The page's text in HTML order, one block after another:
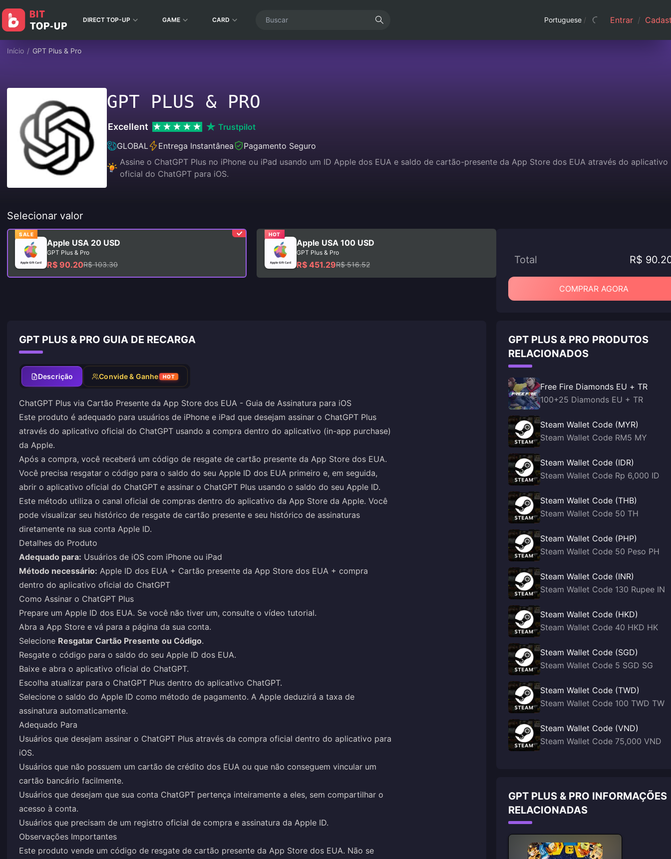
DIRECT TOP-UP GAME CARD Portuguese / Entrar /
Início / GPT Plus & Pro
GPT PLUS & PRO
Excellent
Trustpilot
GLOBAL
Entrega Instantânea
Pagamento Seguro
Assine o ChatGPT Plus no iPhone ou iPad usando um ID Apple dos EUA e saldo de cartão-presente da App Store dos EUA através do aplicativo
oficial do ChatGPT para iOS.
Selecionar valor
SALE
Apple USA 20 USD
GPT Plus & Pro
R$ 90.20R$ 103.30
HOT
Apple USA 100 USD
GPT Plus & Pro
R$ 451.29R$ 516.52 Total R$
COMPRAR AGORA
GPT PLUS & PRO GUIA DE RECARGA
Descrição Convide & Ganhe HOT
ChatGPT Plus via Cartão Presente da App Store dos EUA - Guia de Assinatura para iOS
Este produto é adequado para usuários de iPhone e iPad que desejam assinar o ChatGPT Plus
através do aplicativo oficial do ChatGPT usando a compra dentro do aplicativo (in-app purchase)
da Apple.
Após a compra, você receberá um código de resgate de cartão presente da App Store dos EUA.
Você precisa resgatar o código para o saldo do seu Apple ID dos EUA primeiro e, em seguida,
abrir o aplicativo oficial do ChatGPT e assinar o ChatGPT Plus usando o saldo do seu Apple ID.
Este método utiliza o canal oficial de compras dentro do aplicativo da App Store da Apple. Você
pode visualizar seu histórico de resgate de cartão presente e seu histórico de assinaturas
diretamente na sua conta Apple ID.
Detalhes do Produto
Adequado para: Usuários de iOS com iPhone ou iPad
Método necessário: Apple ID dos EUA + Cartão presente da App Store dos EUA + compra
dentro do aplicativo oficial do ChatGPT
Como Assinar o ChatGPT Plus
Prepare um Apple ID dos EUA. Se você não tiver um, consulte o vídeo tutorial.
Abra a App Store e vá para a página da sua conta.
Selecione Resgatar Cartão Presente ou Código.
Resgate o código para o saldo do seu Apple ID dos EUA.
Baixe e abra o aplicativo oficial do ChatGPT.
Escolha atualizar para o ChatGPT Plus dentro do aplicativo ChatGPT.
Selecione o saldo do Apple ID como método de pagamento. A Apple deduzirá a taxa de
assinatura automaticamente.
Adequado Para
Usuários que desejam assinar o ChatGPT Plus através da compra oficial dentro do aplicativo para
iOS.
Usuários que não possuem um cartão de crédito dos EUA ou que não conseguem vincular um
cartão bancário facilmente.
Usuários que desejam que sua conta ChatGPT pertença inteiramente a eles, sem compartilhar o
acesso à conta.
Usuários que precisam de um registro oficial de compra e assinatura da Apple ID.
Observações Importantes
Este produto vende um código de resgate de cartão presente da App Store dos EUA. Não se
GPT PLUS & PRO PRODUTOS
RELACIONADOS
Free Fire Diamonds EU + TR
100+25 Diamonds EU + TR
Steam Wallet Code (MYR)
Steam Wallet Code RM5 MY
Steam Wallet Code (IDR)
Steam Wallet Code Rp 6,000 ID
Steam Wallet Code (THB)
Steam Wallet Code 50 TH
Steam Wallet Code (PHP)
Steam Wallet Code 50 Peso PH
Steam Wallet Code (INR)
Steam Wallet Code 130 Rupee IN
Steam Wallet Code (HKD)
Steam Wallet Code 40 HKD HK
Steam Wallet Code (SGD)
Steam Wallet Code 5 SGD SG
Steam Wallet Code (TWD)
Steam Wallet Code 100 TWD TW
Steam Wallet Code (VND)
Steam Wallet Code 75,000 VND
GPT PLUS & PRO INFORMAÇÕES
RELACIONADAS